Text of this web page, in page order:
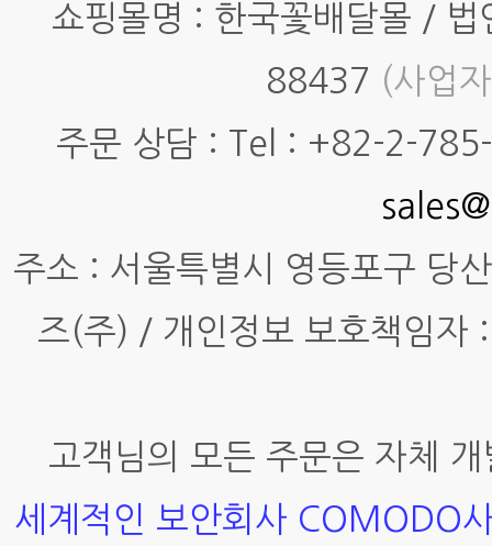
쇼핑몰명 : 한국꽃배달몰 /
88437 (사업
주문 상담 : Tel : +82-2-
주소 : 서울특별시 영등포구 당
즈(주) / 개인정보 보호책임
고객님의 모든 주문은 자체
세계적인 보안회사 COMODO